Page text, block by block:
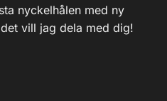
nyckelhålen med ny
vill jag dela med dig!